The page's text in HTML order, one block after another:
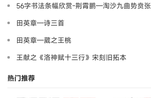
56字书法条幅欣赏-荆霄鹏—淘沙九曲势贲张
田英章—诗三首
田英章—葳之王桃
王献之《洛神赋十三行》宋刻旧拓本
热门推荐